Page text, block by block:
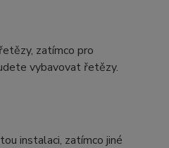
zatímco pro
vybavovat řetězy.
instalaci, zatímco jiné